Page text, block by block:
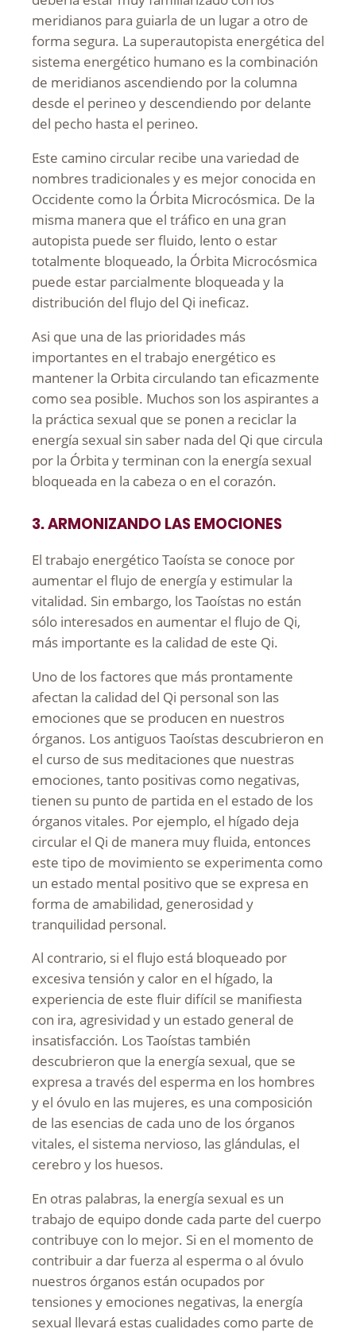
meridianos para guiarla de un lugar a otro de
forma segura. La superautopista energética del
sistema energético humano es la combinación
de meridianos ascendiendo por la columna
desde el perineo y descendiendo por delante
del pecho hasta el perineo.
Este camino circular recibe una variedad de
nombres tradicionales y es mejor conocida en
Occidente como la Órbita Microcósmica. De la
misma manera que el tráfico en una gran
autopista puede ser fluido, lento o estar
totalmente bloqueado, la Órbita Microcósmica
puede estar parcialmente bloqueada y la
distribución del flujo del Qi ineficaz.
Asi que una de las prioridades más
importantes en el trabajo energético es
mantener la Orbita circulando tan eficazmente
como sea posible. Muchos son los aspirantes a
la práctica sexual que se ponen a reciclar la
energía sexual sin saber nada del Qi que circula
por la Órbita y terminan con la energía sexual
bloqueada en la cabeza o en el corazón.
3. ARMONIZANDO LAS EMOCIONES
El trabajo energético Taoísta se conoce por
aumentar el flujo de energía y estimular la
vitalidad. Sin embargo, los Taoístas no están
sólo interesados en aumentar el flujo de Qi,
más importante es la calidad de este Qi.
Uno de los factores que más prontamente
afectan la calidad del Qi personal son las
emociones que se producen en nuestros
órganos. Los antiguos Taoístas descubrieron en
el curso de sus meditaciones que nuestras
emociones, tanto positivas como negativas,
tienen su punto de partida en el estado de los
órganos vitales. Por ejemplo, el hígado deja
circular el Qi de manera muy fluida, entonces
este tipo de movimiento se experimenta como
un estado mental positivo que se expresa en
forma de amabilidad, generosidad y
tranquilidad personal.
Al contrario, si el flujo está bloqueado por
excesiva tensión y calor en el hígado, la
experiencia de este fluir difícil se manifiesta
con ira, agresividad y un estado general de
insatisfacción. Los Taoístas también
descubrieron que la energía sexual, que se
expresa a través del esperma en los hombres
y el óvulo en las mujeres, es una composición
de las esencias de cada uno de los órganos
vitales, el sistema nervioso, las glándulas, el
cerebro y los huesos.
En otras palabras, la energía sexual es un
trabajo de equipo donde cada parte del cuerpo
contribuye con lo mejor. Si en el momento de
contribuir a dar fuerza al esperma o al óvulo
nuestros órganos están ocupados por
tensiones y emociones negativas, la energía
sexual llevará estas cualidades como parte de